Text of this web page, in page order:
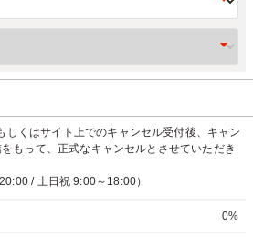
しくはサイト上でのキャンセル受付後、キャン
もって、正式なキャンセルとさせていただき
/ 土日祝 9:00～18:00）
0%